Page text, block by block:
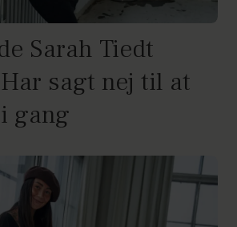
Sarah Tiedt
sagt nej til at
gang